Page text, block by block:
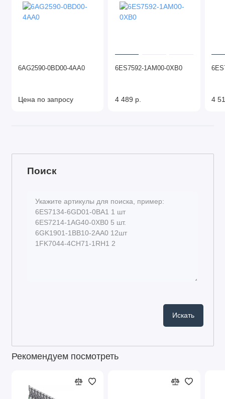
6AG2590-0BD00-4AA0
Цена по запросу
6ES7592-1AM00-0XB0
4 489 р. 4
Поиск
Рекомендуем посмотреть